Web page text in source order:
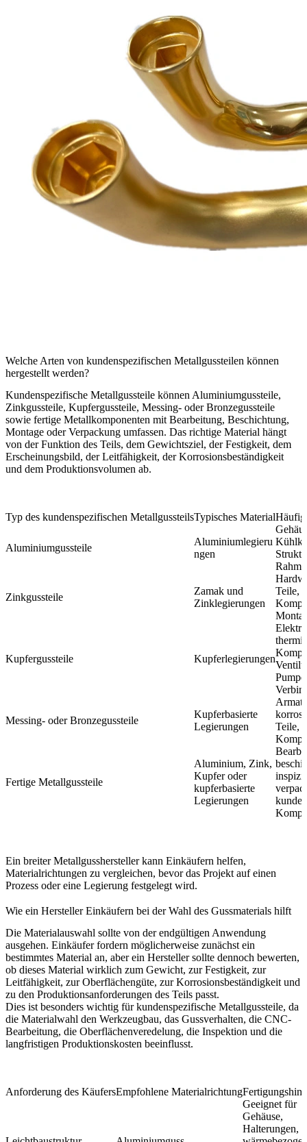
Welche Arten von kundenspezifischen Metallgussteilen können
hergestellt werden?
Kundenspezifische Metallgussteile können Aluminiumgussteile,
Zinkgussteile, Kupfergussteile, Messing- oder Bronzegussteile
sowie fertige Metallkomponenten mit Bearbeitung, Beschichtung,
Montage oder Verpackung umfassen. Das richtige Material hängt
von der Funktion des Teils, dem Gewichtsziel, der Festigkeit, dem
Erscheinungsbild, der Leitfähigkeit, der Korrosionsbeständigkeit
und dem Produktionsvolumen ab.
Typ des kundenspezifischen MetallgussteilsTypisches Material
Aluminiumgussteile
Aluminiumlegieru
ngen
Zinkgussteile
Zamak und
Zinklegierungen
Teile,
Kupfergussteile Kupferlegierungen
Messing- oder Bronzegussteile
Kupferbasierte
Legierungen
Teile,
Fertige Metallgussteile
Aluminium, Zink,
Kupfer oder
kupferbasierte
Legierungen
Ein breiterMetallgussherstellerkann Einkäufern helfen,
Materialrichtungen zu vergleichen, bevor das Projekt auf einen
Prozess oder eine Legierung festgelegt wird.
Wie ein Hersteller Einkäufern bei der Wahl des Gussmaterials hilft
Die Materialauswahl sollte von der endgültigen Anwendung
ausgehen. Einkäufer fordern möglicherweise zunächst ein
bestimmtes Material an, aber ein Hersteller sollte dennoch bewerten,
ob dieses Material wirklich zum Gewicht, zur Festigkeit, zur
Leitfähigkeit, zur Oberflächengüte, zur Korrosionsbeständigkeit und
zu den Produktionsanforderungen des Teils passt.
Dies ist besonders wichtig für kundenspezifische Metallgussteile, da
die Materialwahl den Werkzeugbau, das Gussverhalten, die CNC-
Bearbeitung, die Oberflächenveredelung, die Inspektion und die
langfristigen Produktionskosten beeinflusst.
Anforderung des KäufersEmpfohlene Materialrichtung
Geeignet für
Gehäuse,
Halterungen,